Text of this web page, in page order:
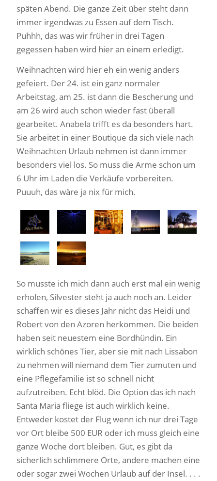
späten Abend. Die ganze Zeit über steht dann
immer irgendwas zu Essen auf dem Tisch.
Puhhh, das was wir früher in drei Tagen
gegessen haben wird hier an einem erledigt.
Weihnachten wird hier eh ein wenig anders
gefeiert. Der 24. ist ein ganz normaler
Arbeitstag, am 25. ist dann die Bescherung und
am 26 wird auch schon wieder fast überall
gearbeitet. Anabela trifft es da besonders hart.
Sie arbeitet in einer Boutique da sich viele nach
Weihnachten Urlaub nehmen ist dann immer
besonders viel los. So muss die Arme schon um
6 Uhr im Laden die Verkäufe vorbereiten.
Puuuh, das wäre ja nix für mich.
So musste ich mich dann auch erst mal ein wenig
erholen, Silvester steht ja auch noch an. Leider
schaffen wir es dieses Jahr nicht das Heidi und
Robert von den Azoren herkommen. Die beiden
haben seit neuestem eine Bordhündin. Ein
wirklich schönes Tier, aber sie mit nach Lissabon
zu nehmen will niemand dem Tier zumuten und
eine Pflegefamilie ist so schnell nicht
aufzutreiben. Echt blöd. Die Option das ich nach
Santa Maria fliege ist auch wirklich keine.
Entweder kostet der Flug wenn ich nur drei Tage
vor Ort bleibe 500 EUR oder ich muss gleich eine
ganze Woche dort bleiben. Gut, es gibt da
sicherlich schlimmere Orte, andere machen eine
oder sogar zwei Wochen Urlaub auf der Insel. . . .